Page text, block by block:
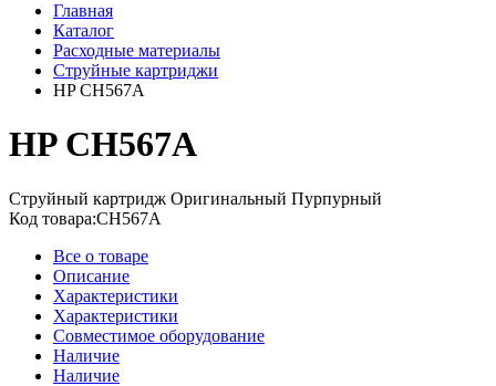
Главная
Каталог
Расходные материалы
Струйные картриджи
HP CH567A
HP CH567A
Струйный картридж Оригинальный Пурпурный
Код товара:CH567A
Все о товаре
Описание
Характеристики
Характеристики
Совместимое оборудование
Наличие
Наличие